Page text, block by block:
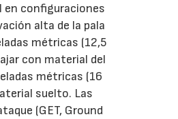
en configuraciones
alta de la pala
métricas (12,5
con material del
métricas (16
suelto. Las
(GET, Ground